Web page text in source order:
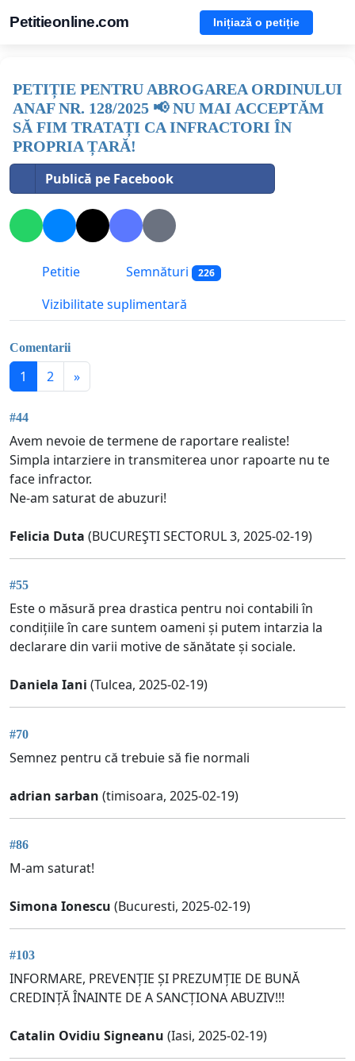
Petitieonline.com Inițiază o petiție
PETIȚIE PENTRU ABROGAREA ORDINULUI
ANAF NR. 128/2025 📢 NU MAI ACCEPTĂM
SĂ FIM TRATAȚI CA INFRACTORI ÎN
PROPRIA ȚARĂ!
Publică pe Facebook
Petitie Semnături 226
Vizibilitate suplimentară
Comentarii
1 2 »
#44
Avem nevoie de termene de raportare realiste!
Simpla intarziere in transmiterea unor rapoarte nu te
face infractor.
Ne-am saturat de abuzuri!
Felicia Duta (BUCUREŞTI SECTORUL 3, 2025-02-19)
#55
Este o măsură prea drastica pentru noi contabili în
condițiile în care suntem oameni și putem intarzia la
declarare din varii motive de sănătate și sociale.
Daniela Iani (Tulcea, 2025-02-19)
#70
Semnez pentru că trebuie să fie normali
adrian sarban (timisoara, 2025-02-19)
#86
M-am saturat!
Simona Ionescu (Bucuresti, 2025-02-19)
#103
INFORMARE, PREVENȚIE ȘI PREZUMȚIE DE BUNĂ
CREDINȚĂ ÎNAINTE DE A SANCȚIONA ABUZIV!!!
Catalin Ovidiu Signeanu (Iasi, 2025-02-19)